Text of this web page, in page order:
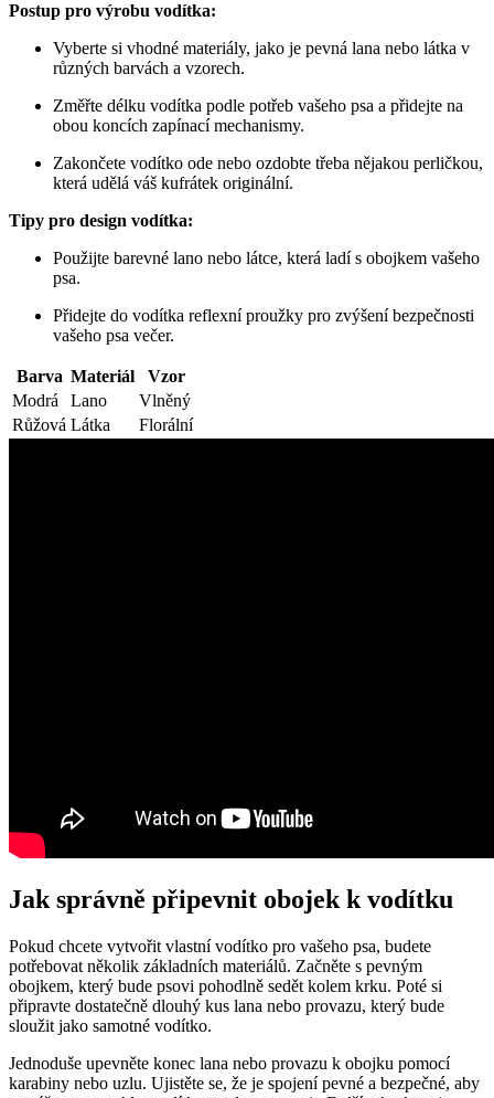
Postup pro výrobu vodítka:
Vyberte si vhodné materiály, jako je pevná lana nebo látka v
různých barvách a vzorech.
Změřte délku vodítka podle potřeb vašeho psa a přidejte na
obou koncích zapínací mechanismy.
Zakončete vodítko ode nebo ozdobte třeba nějakou perličkou,
která udělá váš kufrátek originální.
Tipy pro design vodítka:
Použijte barevné lano nebo látce, která ladí s obojkem vašeho
psa.
Přidejte do vodítka reflexní proužky pro zvýšení bezpečnosti
vašeho psa večer.
Barva Materiál
Vzor
Modrá
Lano
Vlněný
Růžová Látka Florální
Jak správně připevnit obojek k vodítku
Pokud chcete vytvořit vlastní vodítko pro vašeho psa, budete
potřebovat několik základních materiálů. Začněte s pevným
obojkem, který bude psovi pohodlně sedět kolem krku. Poté si
připravte dostatečně dlouhý kus lana nebo provazu, který bude
sloužit jako samotné vodítko.
Jednoduše upevněte konec lana nebo provazu k obojku pomocí
karabiny nebo uzlu. Ujistěte se, že je spojení pevné a bezpečné, aby